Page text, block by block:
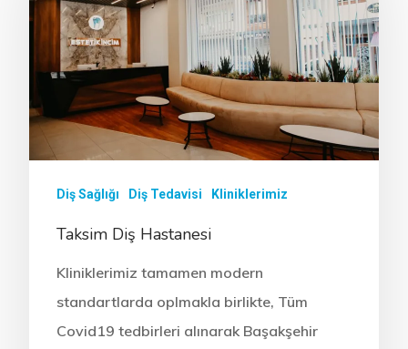
Diş Sağlığı Diş Tedavisi Kliniklerimiz
Taksim Diş Hastanesi
Kliniklerimiz tamamen modern
standartlarda oplmakla birlikte, Tüm
Covid19 tedbirleri alınarak Başakşehir